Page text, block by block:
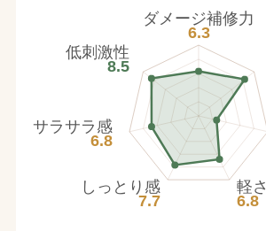
ダメージ補修力
6.3
軽さ
6.8
しっとり感
7.7
サラサラ感
6.8
低刺激性
8.5